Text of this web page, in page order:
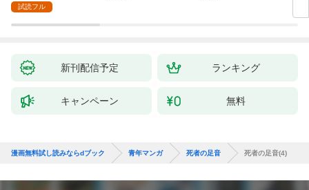
試読フル
新刊配信予定 ランキング
キャンペーン 無料
漫画無料試し読みならdブック 青年マンガ 死者の足音 死者の足音(4)